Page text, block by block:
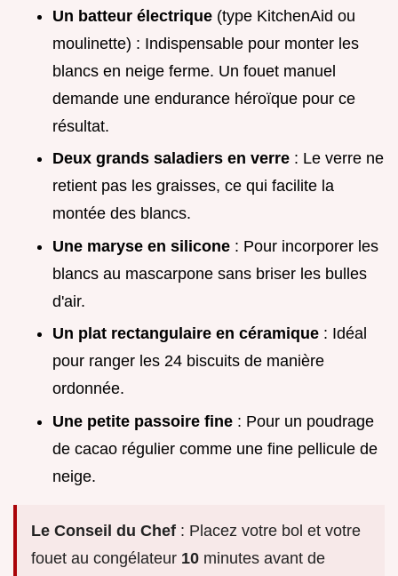
Un batteur électrique (type KitchenAid ou
moulinette) : Indispensable pour monter les
blancs en neige ferme. Un fouet manuel
demande une endurance héroïque pour ce
résultat.
Deux grands saladiers en verre : Le verre ne
retient pas les graisses, ce qui facilite la
montée des blancs.
Une maryse en silicone : Pour incorporer les
blancs au mascarpone sans briser les bulles
d'air.
Un plat rectangulaire en céramique : Idéal
pour ranger les 24 biscuits de manière
ordonnée.
Une petite passoire fine : Pour un poudrage
de cacao régulier comme une fine pellicule de
neige.
Le Conseil du Chef : Placez votre bol et votre
fouet au congélateur 10 minutes avant de